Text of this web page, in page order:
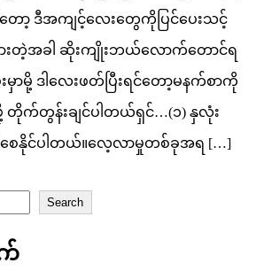
စေနိုင်ပါတယ်။လေ့လာမှုတစ်ခုအရ […]
Search
က်
းများ